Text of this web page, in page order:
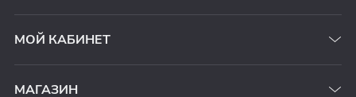
МОЙ КАБИНЕТ
МАГАЗИН